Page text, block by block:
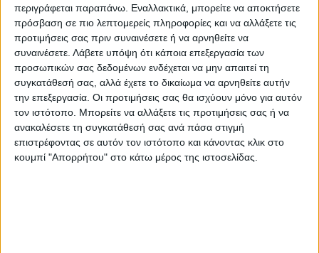
περιγράφεται παραπάνω. Εναλλακτικά, μπορείτε να αποκτήσετε
πρόσβαση σε πιο λεπτομερείς πληροφορίες και να αλλάξετε τις
προτιμήσεις σας πριν συναινέσετε ή να αρνηθείτε να
συναινέσετε. Λάβετε υπόψη ότι κάποια επεξεργασία των
προσωπικών σας δεδομένων ενδέχεται να μην απαιτεί τη
συγκατάθεσή σας, αλλά έχετε το δικαίωμα να αρνηθείτε αυτήν
την επεξεργασία. Οι προτιμήσεις σας θα ισχύουν μόνο για αυτόν
τον ιστότοπο. Μπορείτε να αλλάξετε τις προτιμήσεις σας ή να
ανακαλέσετε τη συγκατάθεσή σας ανά πάσα στιγμή
επιστρέφοντας σε αυτόν τον ιστότοπο και κάνοντας κλικ στο
κουμπί "Απορρήτου" στο κάτω μέρος της ιστοσελίδας.
ΠΑΡΟΜΟΙΑ ΑΡΘΡΑ